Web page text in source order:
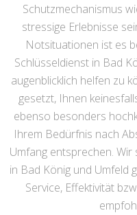
Schutzmechanismus
stressige Erlebnisse
Notsituationen ist es
Schlüsseldienst in Bad
augenblicklich helfen zu
gesetzt, Ihnen
ebenso besonders
Ihrem Bedürfnis nach
Umfang entsprechen.
in Bad König und Umfeld
Service, Effektivität